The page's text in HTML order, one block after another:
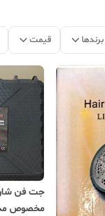
برندها قیمت